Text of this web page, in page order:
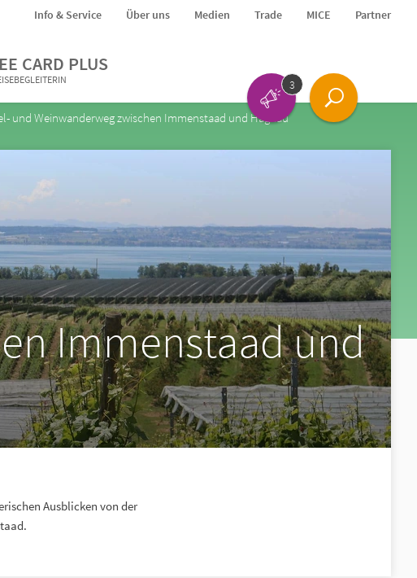
Info & Service Über uns Medien Trade MICE Partner
CARD PLUS
3
und Weinwanderweg zwischen Immenstaad und Hagnau
Immenstaad und
Ausblicken von der